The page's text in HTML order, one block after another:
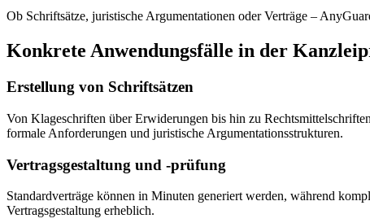
Ob Schriftsätze, juristische Argumentationen oder Verträge –
Konkrete Anwendungsfälle in der
Erstellung von Schriftsätzen
Von Klageschriften über Erwiderungen bis hin zu
formale Anforderungen und juristische Argumentationsstrukturen.
Vertragsgestaltung und -prüfung
Standardverträge können in Minuten generiert werden, während
Vertragsgestaltung erheblich.